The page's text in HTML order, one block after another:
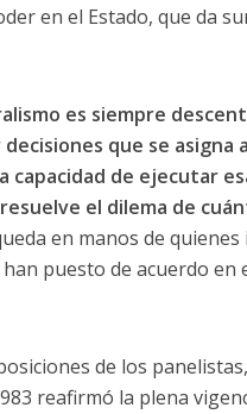
en el Estado, que da
es siempre
decisiones que se
capacidad de ejecutar
el dilema de
en manos de
puesto de acuerdo
de los
reafirmó la plena